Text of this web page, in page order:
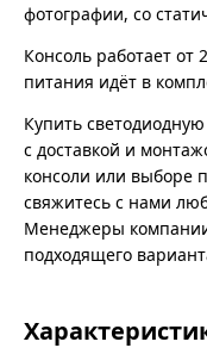
фотографии, со
Консоль работает от
питания идёт в
Купить
с доставкой и
консоли или выборе
свяжитесь с нами
Менеджеры
подходящего